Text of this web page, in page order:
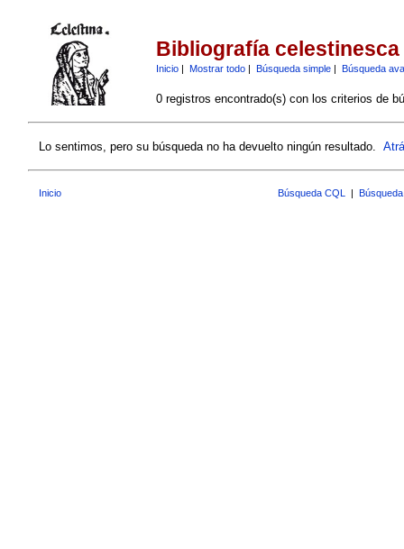
Bibliografía celestinesca
Inicio| Mostrar todo| Búsqueda simple| Búsqueda
0 registros encontrado(s) con los criterios de
Lo sentimos, pero su búsqueda no ha devuelto ningún resultado.
Inicio Búsqueda CQL |